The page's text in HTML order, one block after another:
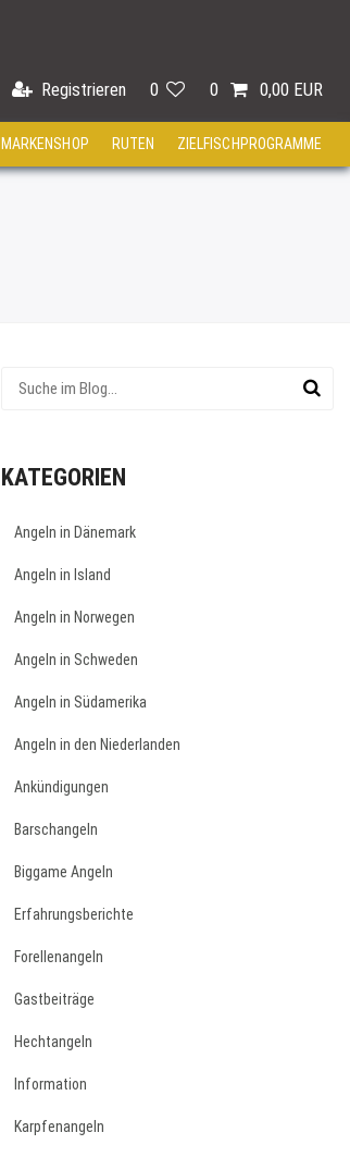
Registrieren 0 0 0,00 EUR
MARKENSHOP RUTEN ZIELFISCHPROGRAMME
KATEGORIEN
Angeln in Dänemark
Angeln in Island
Angeln in Norwegen
Angeln in Schweden
Angeln in Südamerika
Angeln in den Niederlanden
Ankündigungen
Barschangeln
Biggame Angeln
Erfahrungsberichte
Forellenangeln
Gastbeiträge
Hechtangeln
Information
Karpfenangeln